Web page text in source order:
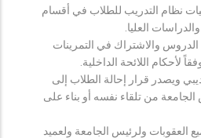
نظام التدريب للطلاب في أقسام
العليا.
والاشتراك في التمرينات
لأحكام اللائحة الداخلية.
ويصدر قرار إحالة الطلاب إلى
من تلقاء نفسه أو بناء على
العقوبات ولرئيس الجامعة ولعميد